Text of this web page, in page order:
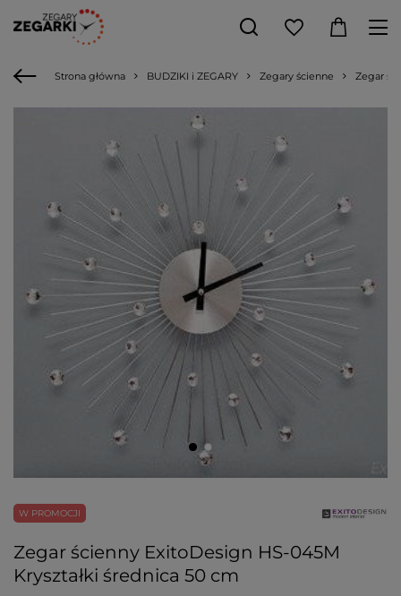
Strona główna BUDZIKI i ZEGARY Zegary ścienne Zegar
W PROMOCJI
Zegar ścienny ExitoDesign HS-045M
Kryształki średnica 50 cm